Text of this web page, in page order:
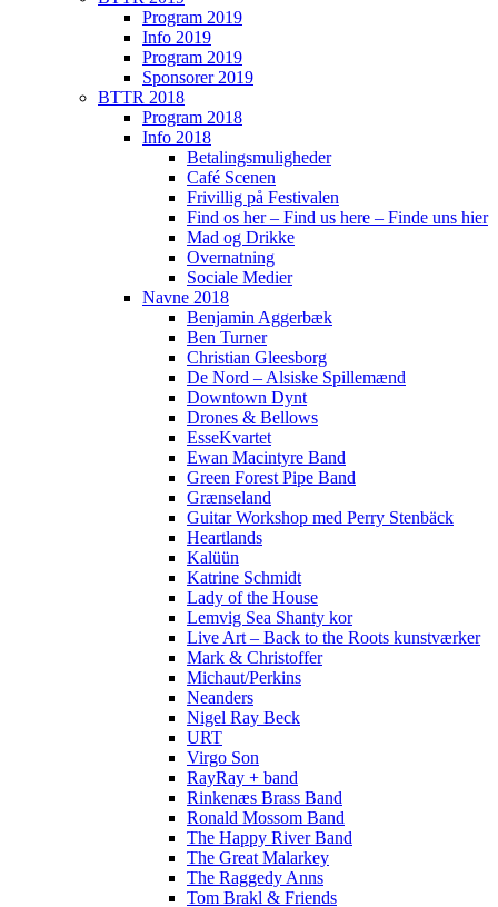
Program 2019
Info 2019
Program 2019
Sponsorer 2019
BTTR 2018
Program 2018
Info 2018
Betalingsmuligheder
Café Scenen
Frivillig på Festivalen
Find os her – Find us here – Finde uns hier
Mad og Drikke
Overnatning
Sociale Medier
Navne 2018
Benjamin Aggerbæk
Ben Turner
Christian Gleesborg
De Nord – Alsiske Spillemænd
Downtown Dynt
Drones & Bellows
EsseKvartet
Ewan Macintyre Band
Green Forest Pipe Band
Grænseland
Guitar Workshop med Perry Stenbäck
Heartlands
Kalüün
Katrine Schmidt
Lady of the House
Lemvig Sea Shanty kor
Live Art – Back to the Roots kunstværker
Mark & Christoffer
Michaut/Perkins
Neanders
Nigel Ray Beck
URT
Virgo Son
RayRay + band
Rinkenæs Brass Band
Ronald Mossom Band
The Happy River Band
The Great Malarkey
The Raggedy Anns
Tom Brakl & Friends